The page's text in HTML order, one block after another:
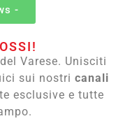
-
Varese. Unisciti
sui nostri canali
esclusive e tutte